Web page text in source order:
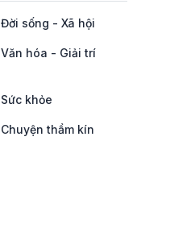
Đời sống - Xã hội
Văn hóa - Giải trí
Sức khỏe
Chuyện thầm kín